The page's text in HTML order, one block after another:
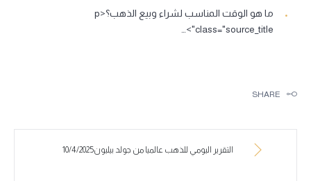
ما هو الوقت المناسب لشراء وبيع الذهب؟<p
class="source_title">…
SHARE
التقرير اليومي للذهب عالميا من جولد بيليون10/4/2025